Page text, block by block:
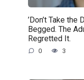
’Don’t Take the
Begged. The
Regretted It.
0 3